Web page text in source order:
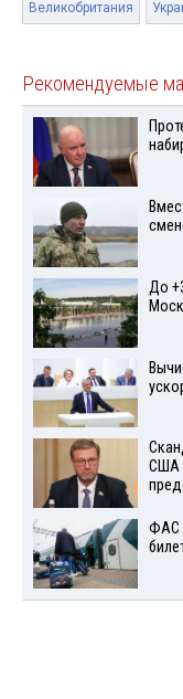
Великобритания
Рекомендуемые
До
США
ФАС